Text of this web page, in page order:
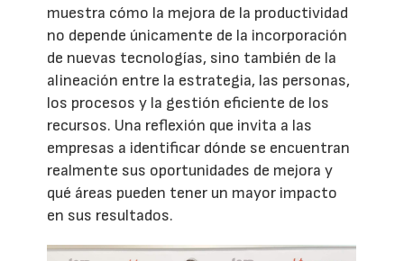
muestra cómo la mejora de la productividad
no depende únicamente de la incorporación
de nuevas tecnologías, sino también de la
alineación entre la estrategia, las personas,
los procesos y la gestión eficiente de los
recursos. Una reflexión que invita a las
empresas a identificar dónde se encuentran
realmente sus oportunidades de mejora y
qué áreas pueden tener un mayor impacto
en sus resultados.